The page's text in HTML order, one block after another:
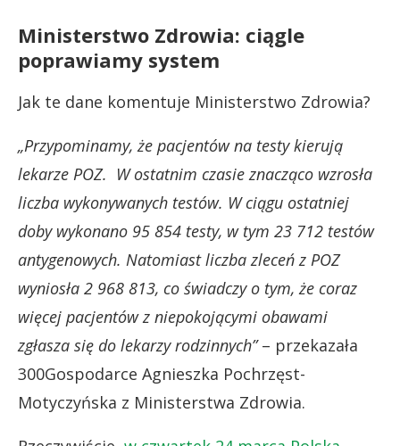
Ministerstwo Zdrowia: ciągle
poprawiamy system
Jak te dane komentuje Ministerstwo Zdrowia?
„Przypominamy, że pacjentów na testy kierują
lekarze POZ. W ostatnim czasie znacząco wzrosła
liczba wykonywanych testów. W ciągu ostatniej
doby wykonano 95 854 testy, w tym 23 712 testów
antygenowych. Natomiast liczba zleceń z POZ
wyniosła 2 968 813, co świadczy o tym, że coraz
więcej pacjentów z niepokojącymi obawami
zgłasza się do lekarzy rodzinnych”– przekazała
300Gospodarce Agnieszka Pochrzęst-
Motyczyńska z Ministerstwa Zdrowia.